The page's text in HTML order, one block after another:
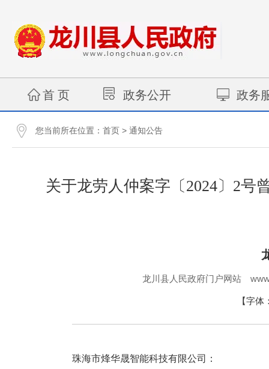
首 页 政务公开 政务
您当前所在位置： 首页 > 通知公告
关于龙劳人仲案字〔2024〕2号
龙川县人民政府门户网站
【字体
珠海市烽华晟智能科技有限公司：